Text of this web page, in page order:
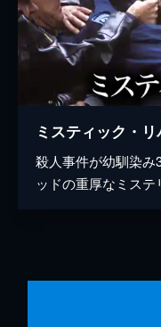
ミスティック・
殺人事件が幼馴染み
ッドの重厚なミステ